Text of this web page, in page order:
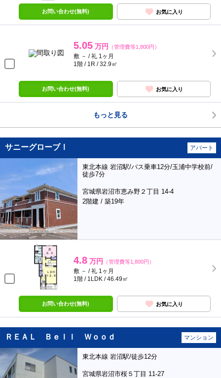
お問い合わせ(無料) お気に入り
5.05 万円 （管理費等1,800円）
敷 － / 礼 1ヶ月
1階 / 1R / 32.9㎡
お問い合わせ(無料) お気に入り
もっと見る
サニーグローブⅠ アパート
東北本線 岩沼駅/バス乗車12分/玉浦中学校前/
徒歩7分
宮城県岩沼市恵み野２丁目 14-4
2階建 / 築19年
4.8 万円 （管理費等1,800円）
敷 － / 礼 1ヶ月
1階 / 1LDK / 46.49㎡
お問い合わせ(無料) お気に入り
ＲＥＡＬ Ｂｅｌｌ Ｗｏｏｄ マンション
東北本線 岩沼駅/徒歩12分
宮城県岩沼市桜５丁目 11-27